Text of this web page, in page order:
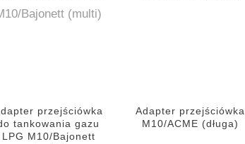
przejściówka
tankowania gazu
LPG M10/Bajonett
Adapter przejściówka
M10/ACME (długa)